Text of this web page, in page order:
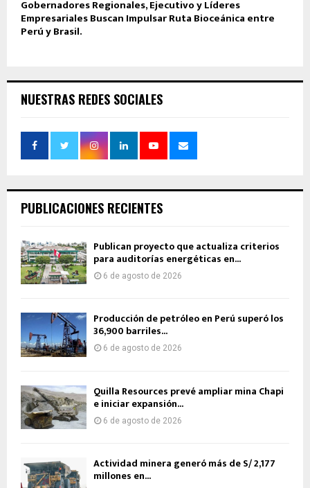
Gobernadores Regionales, Ejecutivo y Líderes
Empresariales Buscan Impulsar Ruta Bioceánica entre
Perú y Brasil.
NUESTRAS REDES SOCIALES
PUBLICACIONES RECIENTES
Publican proyecto que actualiza criterios
para auditorías energéticas en...
6 de agosto de 2026
Producción de petróleo en Perú superó los
36,900 barriles...
6 de agosto de 2026
Quilla Resources prevé ampliar mina Chapi
e iniciar expansión...
6 de agosto de 2026
Actividad minera generó más de S/ 2,177
millones en...